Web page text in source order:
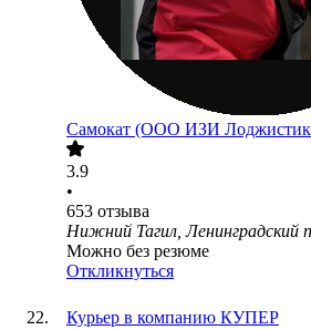
Самокат (ООО ИЗИ Лоджистик
3.9
•
653 отзыва
Нижний Тагил, Ленинградский
Можно без резюме
Откликнуться
Курьер в компанию КУПЕР